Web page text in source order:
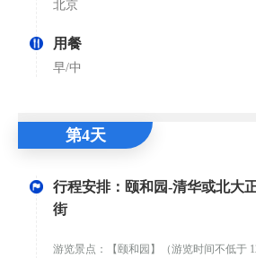
北京
用餐
早/中
第4天
行程安排：颐和园-清华或北大
街
游览景点：【颐和园】（游览时间不低于